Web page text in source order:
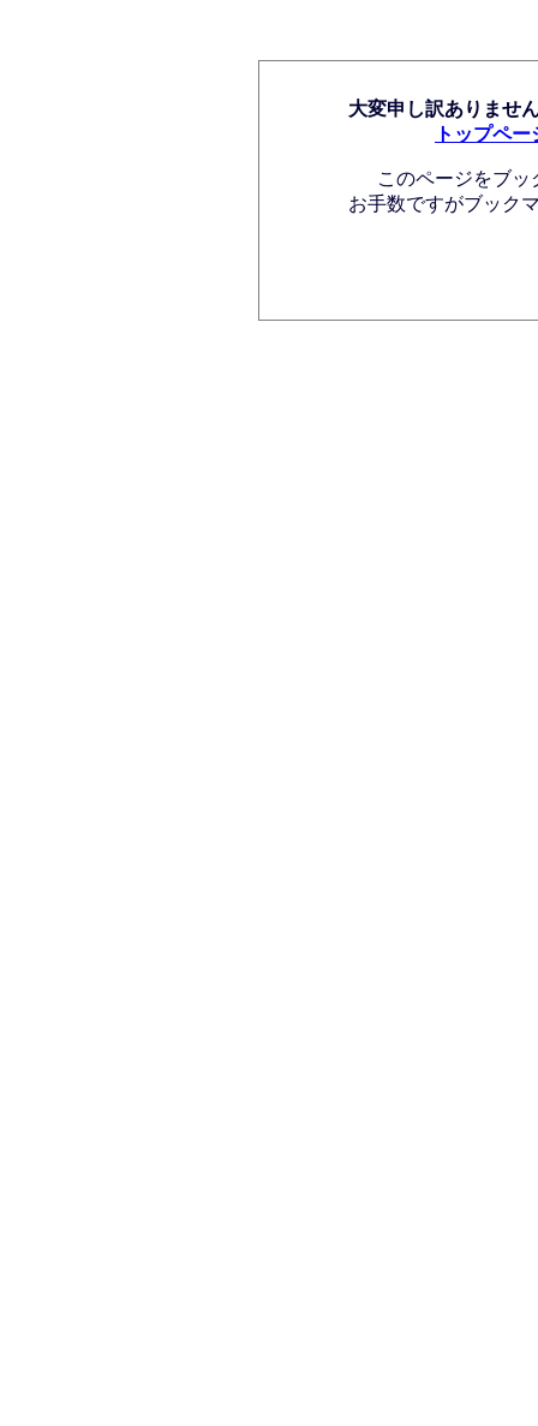
大変申し訳ありませ
トップペー
このページをブ
お手数ですがブック